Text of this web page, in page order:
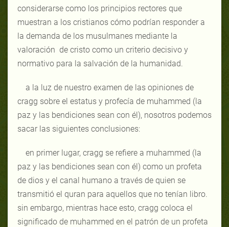
considerarse como los principios rectores que
muestran a los cristianos cómo podrían responder a
la demanda de los musulmanes mediante la
valoración de cristo como un criterio decisivo y
normativo para la salvación de la humanidad.
a la luz de nuestro examen de las opiniones de
cragg sobre el estatus y profecía de muhammed (la
paz y las bendiciones sean con él), nosotros podemos
sacar las siguientes conclusiones:
en primer lugar, cragg se refiere a muhammed (la
paz y las bendiciones sean con él) como un profeta
de dios y el canal humano a través de quien se
transmitió el quran para aquellos que no tenían libro.
sin embargo, mientras hace esto, cragg coloca el
significado de muhammed en el patrón de un profeta